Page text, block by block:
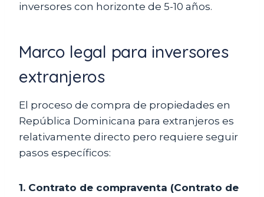
inversores con horizonte de 5-10 años.
Marco legal para inversores
extranjeros
El proceso de compra de propiedades en
República Dominicana para extranjeros es
relativamente directo pero requiere seguir
pasos específicos:
1. Contrato de compraventa (Contrato de